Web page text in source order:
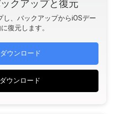
クアップと復元
し、バックアップからiOSデー
復元します。
ウンロード
ウンロード